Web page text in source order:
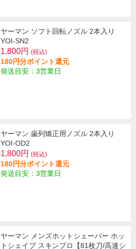
ヤーマン ソフト回転ノズル 2本入り
YOI-SN2
1,800円 (税込)
180円分ポイント還元
発送目安：3営業日
ヤーマン 歯列矯正用ノズル 2本入り
YOI-OD2
1,800円 (税込)
180円分ポイント還元
発送目安：3営業日
ヤーマン メンズホットシェーバー ホッ
トシェイブ スキンプロ【81枚刀/高速シ